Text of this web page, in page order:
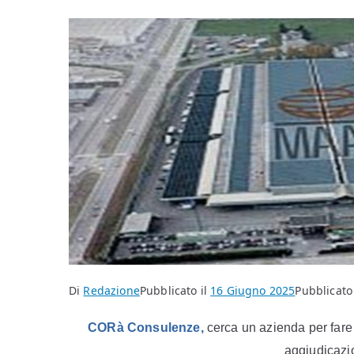
Di RedazionePubblicato il 16 Giugno 2025
CORà Consulenze, cerca un azienda per fare